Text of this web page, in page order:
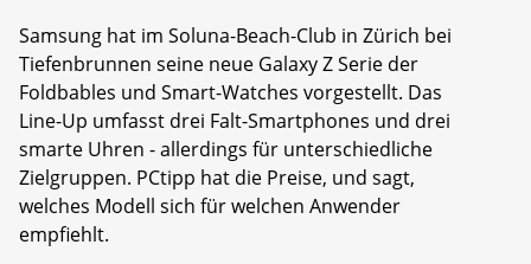
Samsung hat im Soluna-Beach-Club in Zürich bei
Tiefenbrunnen seine neue Galaxy Z Serie der
Foldbables und Smart-Watches vorgestellt. Das
Line-Up umfasst drei Falt-Smartphones und drei
smarte Uhren - allerdings für unterschiedliche
Zielgruppen. PCtipp hat die Preise, und sagt,
welches Modell sich für welchen Anwender
empfiehlt.